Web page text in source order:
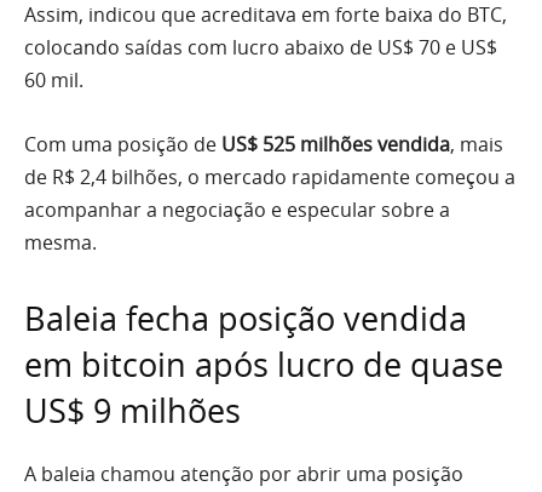
Assim, indicou que acreditava em forte baixa do BTC,
colocando saídas com lucro abaixo de US$ 70 e US$
60 mil.
Com uma posição de US$ 525 milhões vendida, mais
de R$ 2,4 bilhões, o mercado rapidamente começou a
acompanhar a negociação e especular sobre a
mesma.
Baleia fecha posição vendida
em bitcoin após lucro de quase
US$ 9 milhões
A baleia chamou atenção por abrir uma posição